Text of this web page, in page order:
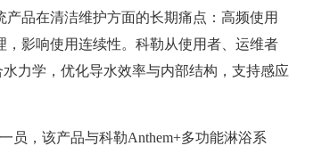
品在清洁维护方面的长期痛点：高频使用
影响使用连续性。科勒从使用者、运维者
力学，优化导水效率与内部结构，支持感应
员，该产品与科勒Anthem+多功能淋浴系